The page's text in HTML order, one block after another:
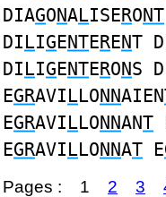
DIAGONALISERONT
DILIGENTERENT
DILIGENTERONS
EGRAVILLONNAIEN
EGRAVILLONNANT
EGRAVILLONNAT E
Pages : 1 2 3